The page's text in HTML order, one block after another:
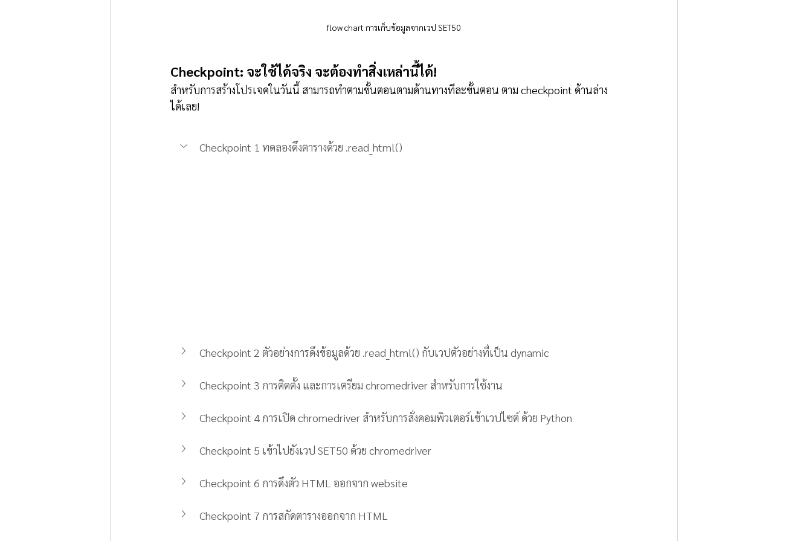
flow chart การเก็บข้อมูลจากเวป SET50
Checkpoint: จะใช้ได้จริง จะต้องทำสิ่งเหล่านี้ได้!
สำหรับการสร้างโปรเจคในวันนี้ สามารถทำตามขั้นตอนตามด้านทางทีละขั้นตอน ตาม checkpoint ด้านล่าง
ได้เลย!
Checkpoint 1 ทดลองดึงตารางด้วย .read_html()
Checkpoint 2 ตัวอย่างการดึงข้อมูลด้วย .read_html() กับเวปตัวอย่างที่เป็น dynamic
Checkpoint 3 การติดตั้ง และการเตรียม chromedriver สำหรับการใช้งาน
Checkpoint 4 การเปิด chromedriver สำหรับการสั่งคอมพิวเตอร์เข้าเวปไซต์ ด้วย Python
Checkpoint 5 เข้าไปยังเวป SET50 ด้วย chromedriver
Checkpoint 6 การดึงตัว HTML ออกจาก website
Checkpoint 7 การสกัดตารางออกจาก HTML